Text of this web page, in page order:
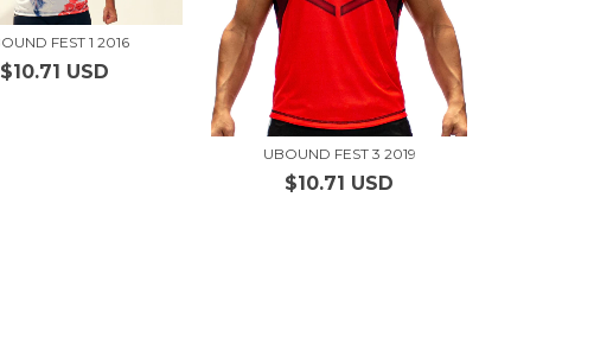
FEST 1 2016
$10.71 USD
UBOUND FEST 3 2019
$10.71 USD